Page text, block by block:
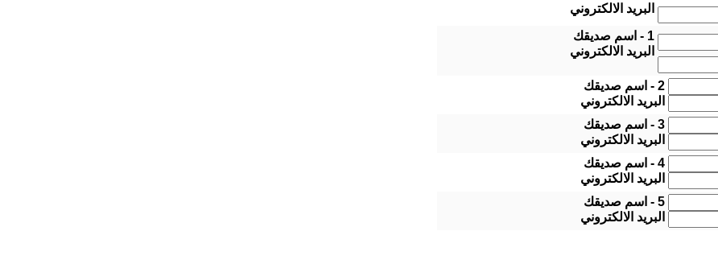
البريد الالكتروني
1 - اسم صديقك
البريد الالكتروني
2 - اسم صديقك
البريد الالكتروني
3 - اسم صديقك
البريد الالكتروني
4 - اسم صديقك
البريد الالكتروني
5 - اسم صديقك
البريد الالكتروني